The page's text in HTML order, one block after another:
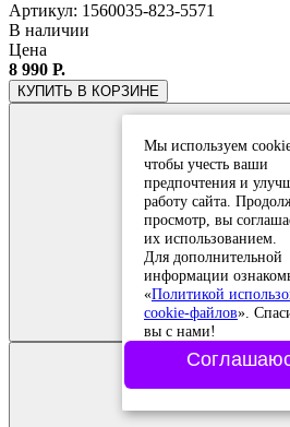
Артикул: 1560035-823-5571
В наличии
Цена
8 990 Р.
КУПИТЬ В КОРЗИНЕ
Добавить в
сравнение
Добавлено в
сравнение
Мы используем
чтобы учесть ваши
предпочтения и
работу сайта.
просмотр, вы
их использованием.
Для дополнительной
информации
«Политикой
cookie-файлов».
вы с нами!